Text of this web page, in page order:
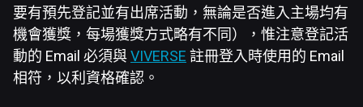
要有預先登記並有出席活動，無論是否進入主場均有
機會獲獎，每場獲獎方式略有不同），惟注意登記活
動的 Email 必須與VIVERSE 註冊登入時使用的 Email
相符，以利資格確認。